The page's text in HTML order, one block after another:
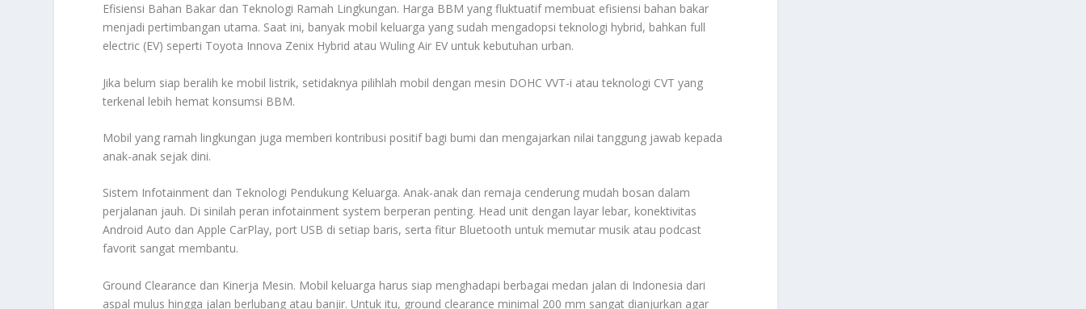
Efisiensi Bahan Bakar dan Teknologi Ramah Lingkungan. Harga BBM yang fluktuatif membuat efisiensi bahan bakar
menjadi pertimbangan utama. Saat ini, banyak mobil keluarga yang sudah mengadopsi teknologi hybrid, bahkan full
electric (EV) seperti Toyota Innova Zenix Hybrid atau Wuling Air EV untuk kebutuhan urban.
Jika belum siap beralih ke mobil listrik, setidaknya pilihlah mobil dengan mesin DOHC VVT-i atau teknologi CVT yang
terkenal lebih hemat konsumsi BBM.
Mobil yang ramah lingkungan juga memberi kontribusi positif bagi bumi dan mengajarkan nilai tanggung jawab kepada
anak-anak sejak dini.
Sistem Infotainment dan Teknologi Pendukung Keluarga. Anak-anak dan remaja cenderung mudah bosan dalam
perjalanan jauh. Di sinilah peran infotainment system berperan penting. Head unit dengan layar lebar, konektivitas
Android Auto dan Apple CarPlay, port USB di setiap baris, serta fitur Bluetooth untuk memutar musik atau podcast
favorit sangat membantu.
Ground Clearance dan Kinerja Mesin. Mobil keluarga harus siap menghadapi berbagai medan jalan di Indonesia dari
aspal mulus hingga jalan berlubang atau banjir. Untuk itu, ground clearance minimal 200 mm sangat dianjurkan agar